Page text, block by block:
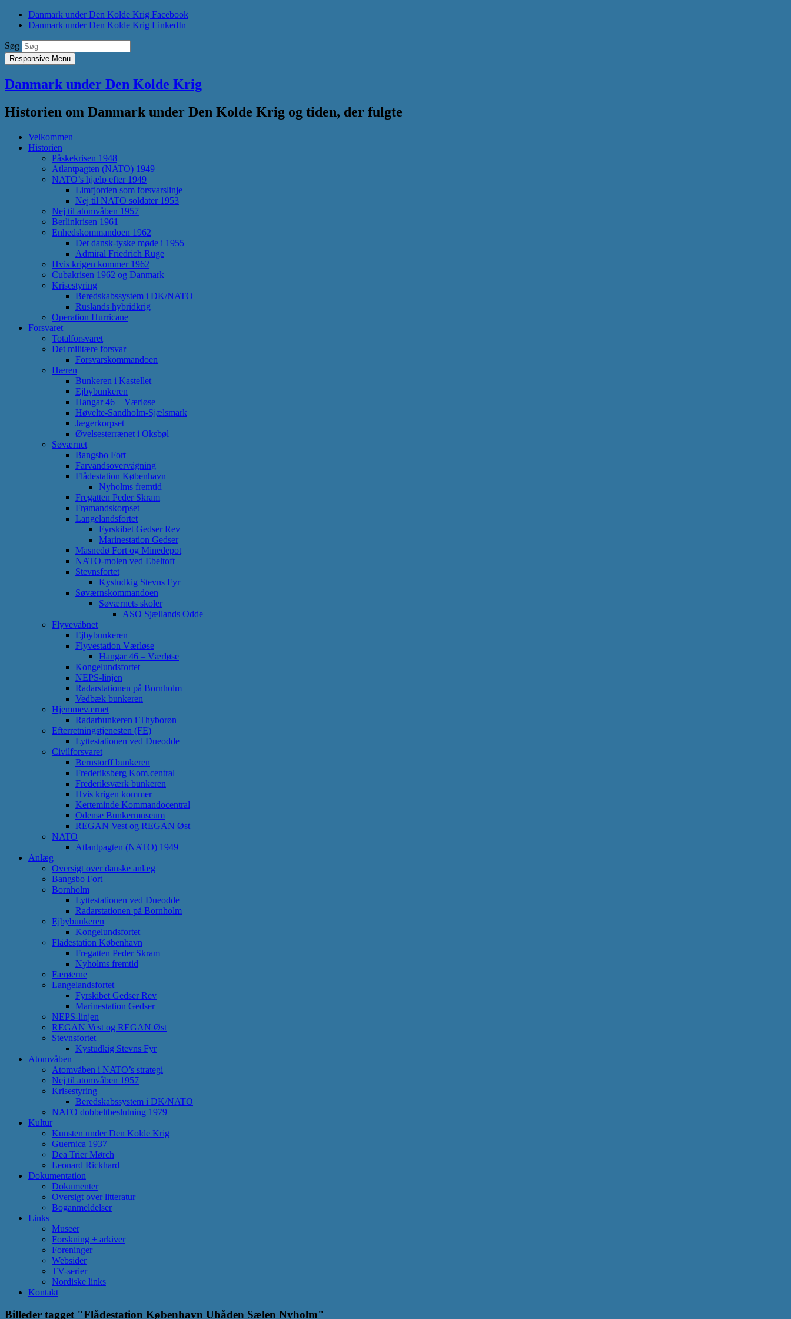
Danmark under Den Kolde Krig Facebook
Danmark under Den Kolde Krig LinkedIn
Søg
Responsive Menu
Danmark under Den Kolde Krig
Historien om Danmark under Den Kolde Krig og tiden, der fulgte
Velkommen
Historien
Påskekrisen 1948
Atlantpagten (NATO) 1949
NATO’s hjælp efter 1949
Limfjorden som forsvarslinje
Nej til NATO soldater 1953
Nej til atomvåben 1957
Berlinkrisen 1961
Enhedskommandoen 1962
Det dansk-tyske møde i 1955
Admiral Friedrich Ruge
Hvis krigen kommer 1962
Cubakrisen 1962 og Danmark
Krisestyring
Beredskabssystem i DK/NATO
Ruslands hybridkrig
Operation Hurricane
Forsvaret
Totalforsvaret
Det militære forsvar
Forsvarskommandoen
Hæren
Bunkeren i Kastellet
Ejbybunkeren
Hangar 46 – Værløse
Høvelte-Sandholm-Sjælsmark
Jægerkorpset
Øvelsesterrænet i Oksbøl
Søværnet
Bangsbo Fort
Farvandsovervågning
Flådestation København
Nyholms fremtid
Fregatten Peder Skram
Frømandskorpset
Langelandsfortet
Fyrskibet Gedser Rev
Marinestation Gedser
Masnedø Fort og Minedepot
NATO-molen ved Ebeltoft
Stevnsfortet
Kystudkig Stevns Fyr
Søværnskommandoen
Søværnets skoler
ASO Sjællands Odde
Flyvevåbnet
Ejbybunkeren
Flyvestation Værløse
Hangar 46 – Værløse
Kongelundsfortet
NEPS-linjen
Radarstationen på Bornholm
Vedbæk bunkeren
Hjemmeværnet
Radarbunkeren i Thyborøn
Efterretningstjenesten (FE)
Lyttestationen ved Dueodde
Civilforsvaret
Bernstorff bunkeren
Frederiksberg Kom.central
Frederiksværk bunkeren
Hvis krigen kommer
Kerteminde Kommandocentral
Odense Bunkermuseum
REGAN Vest og REGAN Øst
NATO
Atlantpagten (NATO) 1949
Anlæg
Oversigt over danske anlæg
Bangsbo Fort
Bornholm
Lyttestationen ved Dueodde
Radarstationen på Bornholm
Ejbybunkeren
Kongelundsfortet
Flådestation København
Fregatten Peder Skram
Nyholms fremtid
Færøerne
Langelandsfortet
Fyrskibet Gedser Rev
Marinestation Gedser
NEPS-linjen
REGAN Vest og REGAN Øst
Stevnsfortet
Kystudkig Stevns Fyr
Atomvåben
Atomvåben i NATO’s strategi
Nej til atomvåben 1957
Krisestyring
Beredskabssystem i DK/NATO
NATO dobbeltbeslutning 1979
Kultur
Kunsten under Den Kolde Krig
Guernica 1937
Dea Trier Mørch
Leonard Rickhard
Dokumentation
Dokumenter
Oversigt over litteratur
Boganmeldelser
Links
Museer
Forskning + arkiver
Foreninger
Websider
TV-serier
Nordiske links
Kontakt
Billeder tagget "Flådestation København Ubåden Sælen Nyholm"